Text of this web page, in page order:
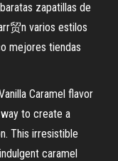
zapatillas de
贸n varios estilos
mejores tiendas
Caramel flavor
to create a
This irresistible
caramel